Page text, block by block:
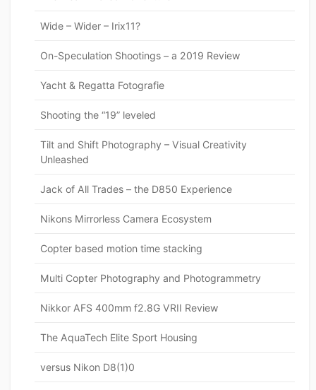
Wide – Wider – Irix11?
On-Speculation Shootings – a 2019 Review
Yacht & Regatta Fotografie
Shooting the “19” leveled
Tilt and Shift Photography – Visual Creativity
Unleashed
Jack of All Trades – the D850 Experience
Nikons Mirrorless Camera Ecosystem
Copter based motion time stacking
Multi Copter Photography and Photogrammetry
Nikkor AFS 400mm f2.8G VRII Review
The AquaTech Elite Sport Housing
versus Nikon D8(1)0